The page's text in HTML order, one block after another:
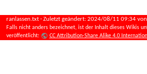
ranlassen.txt · Zuletzt geändert: 2024/08/11 09:34 von
Falls nicht anders bezeichnet, ist der Inhalt dieses Wikis
veröffentlicht:
CC Attribution-Share Alike 4.0